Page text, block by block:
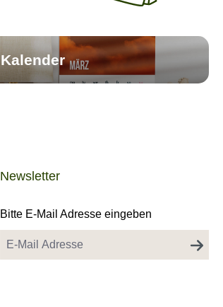
Kalender
Newsletter
Bitte E-Mail Adresse eingeben